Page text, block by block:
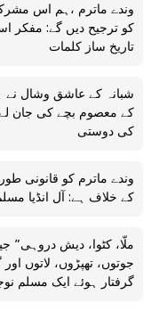
وندے ماترم ،ہم اس
کو ترجیح دیں گے: مفکر
تاریخ ساز کلمات
شبانہ کے عاشق وشال
کے معصوم بچے کی جان
کی دوستی
وندے ماترم کو قانونی
کے خلاف ہے: آل انڈیا
جوتوں، تھپڑوں، لاتوں
گرفتار ہوئے ایک مسلم